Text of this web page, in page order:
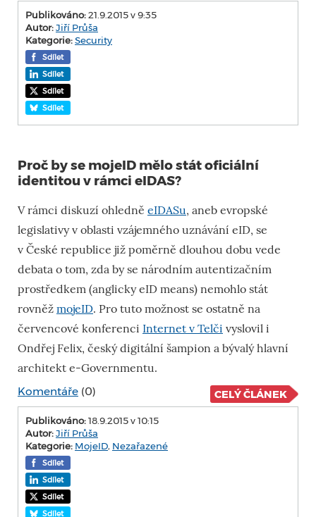
Publikováno:21.9.2015 v 9:35
Autor:Jiří Průša
Kategorie:Security
Sdílet
Sdílet
Sdílet
Sdílet
Proč by se mojeID mělo stát oficiální
identitou v rámci eIDAS?
V rámci diskuzí ohledně eIDASu, aneb evropské
legislativy v oblasti vzájemného uznávání eID, se
v České republice již poměrně dlouhou dobu vede
debata o tom, zda by se národním autentizačním
prostředkem (anglicky eID means) nemohlo stát
rovněž mojeID. Pro tuto možnost se ostatně na
červencové konferenci Internet v Telči vyslovil i
Ondřej Felix, český digitální šampion a bývalý hlavní
architekt e-Governmentu.
Komentáře (0) CELÝ ČLÁNEK
Publikováno:18.9.2015 v 10:15
Autor:Jiří Průša
Kategorie: MojeID, Nezařazené
Sdílet
Sdílet
Sdílet
Sdílet